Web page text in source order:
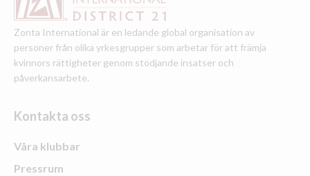
Zonta International är en ledande global organisation av
personer från olika yrkesgrupper som arbetar för att främja
kvinnors rättigheter genom stödjande insatser och
påverkansarbete.
Kontakta oss
Våra klubbar
Pressrum